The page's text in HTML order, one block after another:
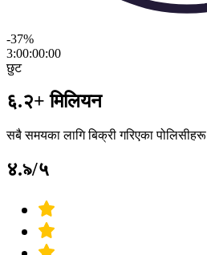
-37%
3:00:00:00
छुट
६.२+ मिलियन
सबै समयका लागि बिक्री गरिएका पोलिसीहरू
४.৯/५